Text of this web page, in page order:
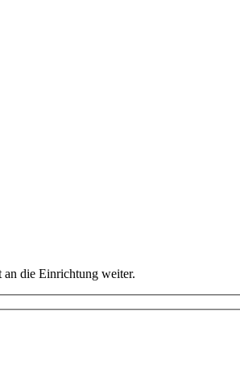
die Einrichtung weiter.